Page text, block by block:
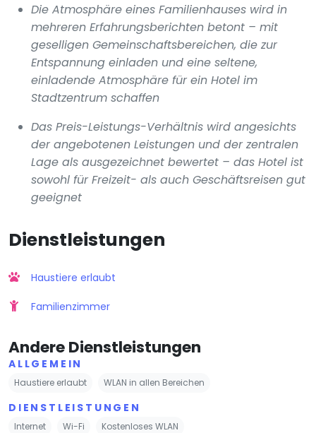
Die Atmosphäre eines Familienhauses wird in
mehreren Erfahrungsberichten betont – mit
geselligen Gemeinschaftsbereichen, die zur
Entspannung einladen und eine seltene,
einladende Atmosphäre für ein Hotel im
Stadtzentrum schaffen
Das Preis-Leistungs-Verhältnis wird angesichts
der angebotenen Leistungen und der zentralen
Lage als ausgezeichnet bewertet – das Hotel ist
sowohl für Freizeit- als auch Geschäftsreisen gut
geeignet
Dienstleistungen
Haustiere erlaubt
Familienzimmer
Andere Dienstleistungen
ALLGEMEIN
Haustiere erlaubt WLAN in allen Bereichen
DIENSTLEISTUNGEN
Internet Wi-Fi Kostenloses WLAN